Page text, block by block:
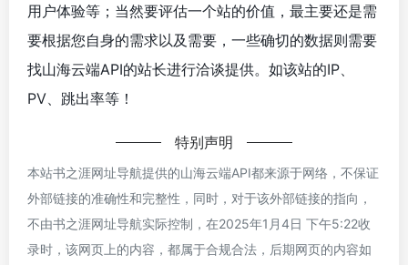
用户体验等；当然要评估一个站的价值，最主要还是需
要根据您自身的需求以及需要，一些确切的数据则需要
找山海云端API的站长进行洽谈提供。如该站的IP、
PV、跳出率等！
特别声明
本站书之涯网址导航提供的山海云端API都来源于网络，不保证
外部链接的准确性和完整性，同时，对于该外部链接的指向，
不由书之涯网址导航实际控制，在2025年1月4日 下午5:22收
录时，该网页上的内容，都属于合规合法，后期网页的内容如